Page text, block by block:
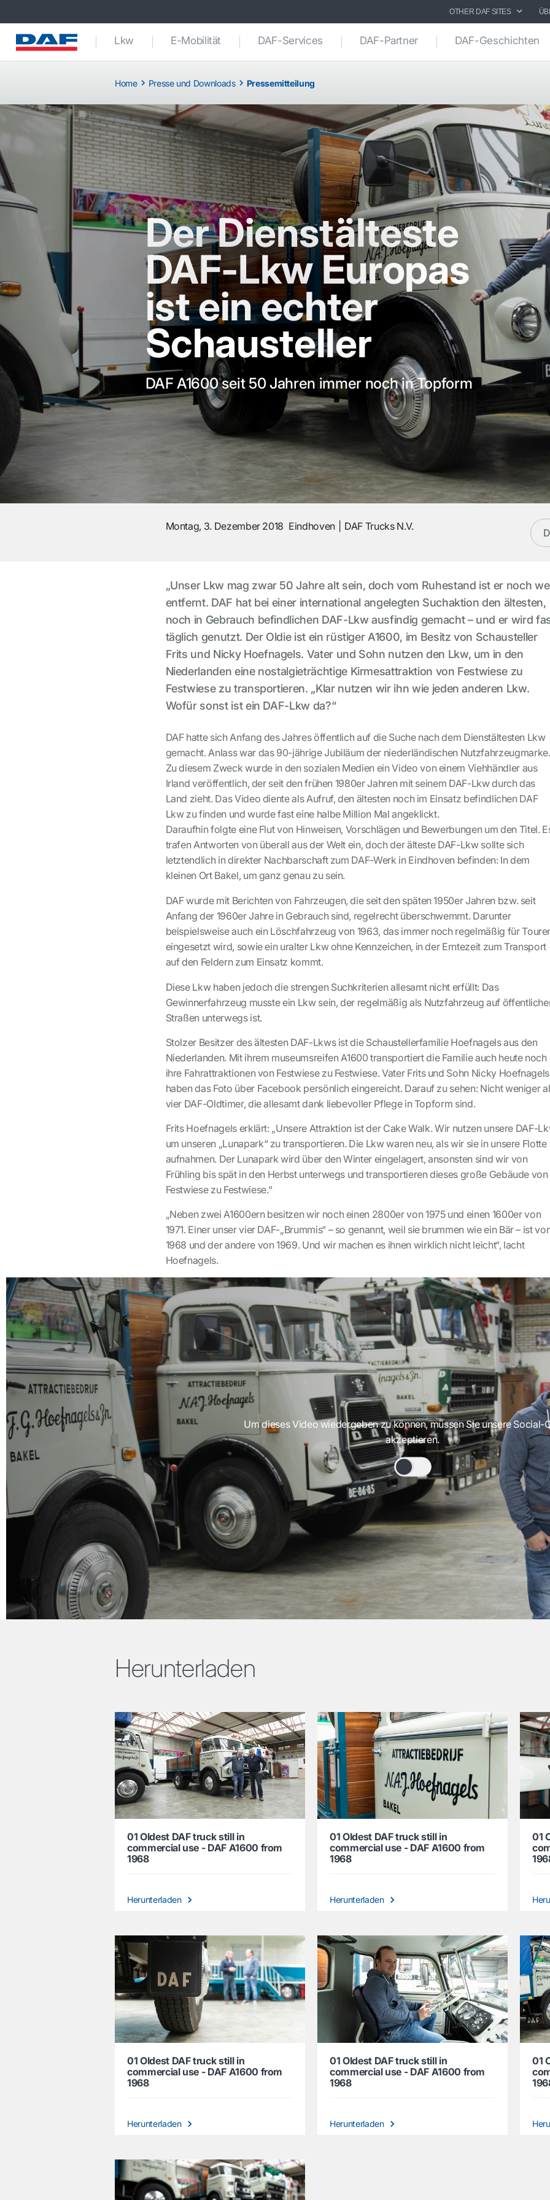
OTHER DAF SITES
Lkw E-Mobilität DAF-Services DAF-Partner DAF-Geschichten
Home Presse und Downloads Pressemitteilung
Der Dienstälteste
DAF-Lkw Europas
ist ein echter
Schausteller
DAF A1600 seit 50 Jahren immer noch in Topform
Montag, 3. Dezember 2018 Eindhoven DAF Trucks N.V.
„Unser Lkw mag zwar 50 Jahre alt sein, doch vom Ruhestand ist er noch
entfernt. DAF hat bei einer international angelegten Suchaktion den ältesten,
noch in Gebrauch befindlichen DAF-Lkw ausfindig gemacht – und er wird
täglich genutzt. Der Oldie ist ein rüstiger A1600, im Besitz von Schausteller
Frits und Nicky Hoefnagels. Vater und Sohn nutzen den Lkw, um in den
Niederlanden eine nostalgieträchtige Kirmesattraktion von Festwiese zu
Festwiese zu transportieren. „Klar nutzen wir ihn wie jeden anderen Lkw.
Wofür sonst ist ein DAF-Lkw da?“
DAF hatte sich Anfang des Jahres öffentlich auf die Suche nach dem Dienstältesten Lkw
gemacht. Anlass war das 90-jährige Jubiläum der niederländischen Nutzfahrzeugmarke.
Zu diesem Zweck wurde in den sozialen Medien ein Video von einem Viehhändler aus
Irland veröffentlich, der seit den frühen 1980er Jahren mit seinem DAF-Lkw durch das
Land zieht. Das Video diente als Aufruf, den ältesten noch im Einsatz befindlichen DAF
Lkw zu finden und wurde fast eine halbe Million Mal angeklickt.
Daraufhin folgte eine Flut von Hinweisen, Vorschlägen und Bewerbungen um den Titel.
trafen Antworten von überall aus der Welt ein, doch der älteste DAF-Lkw sollte sich
letztendlich in direkter Nachbarschaft zum DAF-Werk in Eindhoven befinden: In dem
kleinen Ort Bakel, um ganz genau zu sein.
DAF wurde mit Berichten von Fahrzeugen, die seit den späten 1950er Jahren bzw. seit
Anfang der 1960er Jahre in Gebrauch sind, regelrecht überschwemmt. Darunter
beispielsweise auch ein Löschfahrzeug von 1963, das immer noch regelmäßig für
eingesetzt wird, sowie ein uralter Lkw ohne Kennzeichen, in der Erntezeit zum Transport
auf den Feldern zum Einsatz kommt.
Diese Lkw haben jedoch die strengen Suchkriterien allesamt nicht erfüllt: Das
Gewinnerfahrzeug musste ein Lkw sein, der regelmäßig als Nutzfahrzeug auf
Straßen unterwegs ist.
Stolzer Besitzer des ältesten DAF-Lkws ist die Schaustellerfamilie Hoefnagels aus den
Niederlanden.Mit ihrem museumsreifen A1600 transportiert die Familie auch heute noch
ihre Fahrattraktionen von Festwiese zu Festwiese. Vater Frits und Sohn Nicky Hoefnagels
haben das Foto über Facebook persönlich eingereicht. Darauf zu sehen: Nicht weniger
vier DAF-Oldtimer, die allesamt dank liebevoller Pflege in Topform sind.
Frits Hoefnagels erklärt: „Unsere Attraktion ist der Cake Walk. Wir nutzen unsere DAF-
um unseren „Lunapark“ zu transportieren. Die Lkw waren neu, als wir sie in unsere Flotte
aufnahmen. Der Lunapark wird über den Winter eingelagert, ansonsten sind wir von
Frühling bis spät in den Herbst unterwegs und transportieren dieses große Gebäude von
Festwiese zu Festwiese.“
„Neben zwei A1600ern besitzen wir noch einen 2800er von 1975 und einen 1600er von
1971. Einer unser vier DAF-„Brummis“ – so genannt, weil sie brummen wie ein Bär – ist
1968 und der andere von 1969. Und wir machen es ihnen wirklich nicht leicht“, lacht
Hoefnagels.
Um dieses Video wiedergeben zu können, müssen Sie unsere Social-
akzeptieren.
Herunterladen
01 Oldest DAF truck still in
commercial use - DAF A1600 from
1968
Herunterladen
01 Oldest DAF truck still in
commercial use - DAF A1600 from
1968
Herunterladen
01
01 Oldest DAF truck still in
commercial use - DAF A1600 from
1968
Herunterladen
01 Oldest DAF truck still in
commercial use - DAF A1600 from
1968
Herunterladen
01